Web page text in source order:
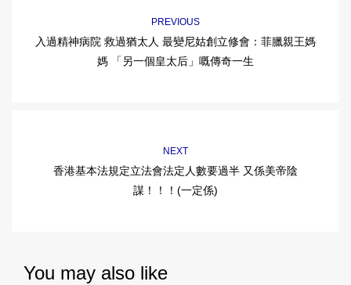
PREVIOUS
入過精神病院 救過猶太人 最變尼姑創立修會：菲臘親王媽
媽 「另一個皇太后」嘅傳奇一生
NEXT
香港基本法規定立法會法定人數要過半 又係美帝陰
謀！！！(一定係)
You may also like